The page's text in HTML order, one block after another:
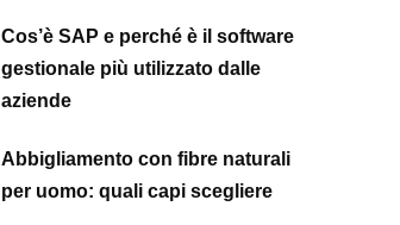
Cos’è SAP e perché è il software
gestionale più utilizzato dalle
aziende
Abbigliamento con fibre naturali
per uomo: quali capi scegliere